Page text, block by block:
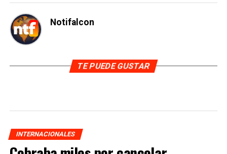
Notifalcon
TE PUEDE GUSTAR
INTERNACIONALES